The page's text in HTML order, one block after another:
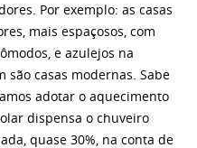
Por exemplo: as casas
mais espaçosos, com
e azulejos na
são casas modernas. Sabe
adotar o aquecimento
dispensa o chuveiro
quase 30%, na conta de